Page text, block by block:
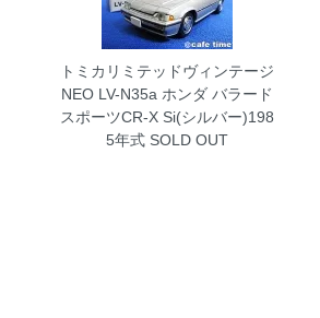
トミカリミテッドヴィンテージ
NEO LV-N35a ホンダ バラード
スポーツCR-X Si(シルバー)198
5年式 SOLD OUT